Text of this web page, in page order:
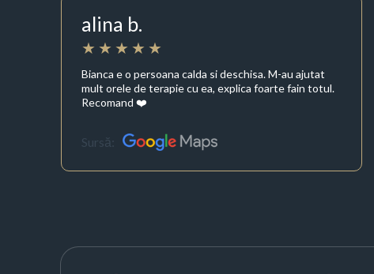
alina b.
Bianca e o persoana calda si deschisa. M-au ajutat
mult orele de terapie cu ea, explica foarte fain totul.
Recomand ❤️
Sursă: